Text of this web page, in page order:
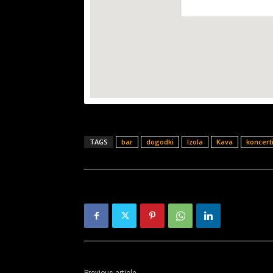
TAGS bar dogodki Izola Kava koncerti